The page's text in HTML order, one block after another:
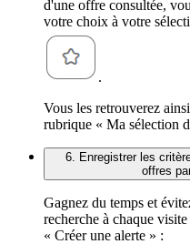
d'une offre consultée,
votre choix à votre
.
Vous les retrouverez
rubrique « Ma sélection
6. Enregistrer les
offres
Gagnez du temps et
recherche à chaque
« Créer une alerte » :